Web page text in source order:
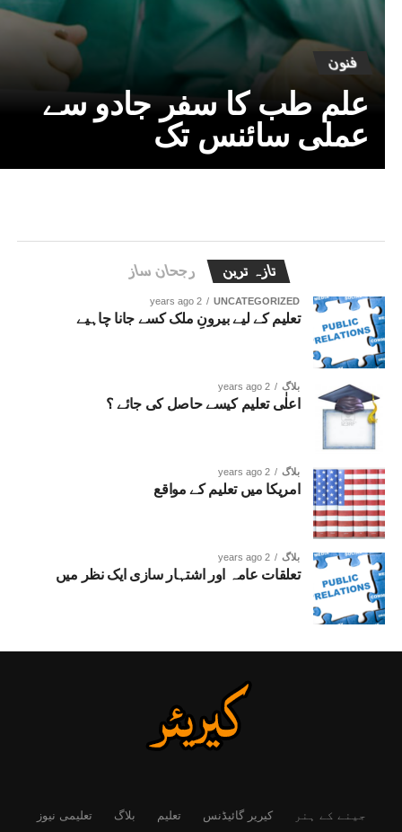
فنون
علم طب کا سفر جادو سے
عملی سائنس تک
تازہ ترین رجحان ساز
UNCATEGORIZED
2 years ago
تعلیم کے لیے بیرونِ ملک کسے جانا چاہیے
بلاگ 2 years ago
اعلٰی تعلیم کیسے حاصل کی جائے ؟
بلاگ 2 years ago
امریکا میں تعلیم کے مواقع
بلاگ 2 years ago
تعلقات عامہ اور اشتہار سازی ایک نظر میں
جینے کے ہنر کیریر گائیڈنس تعلیم بلاگ تعلیمی نیوز